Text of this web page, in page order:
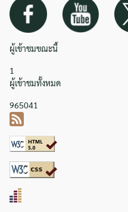
ผู้เข้าชมขณะนี้
1
ผู้เข้าชมทั้งหมด
965041